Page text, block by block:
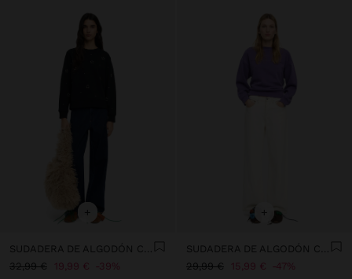
+
32,99 €
19,99 € 39%
+
29,99 €
15,99 € 47%